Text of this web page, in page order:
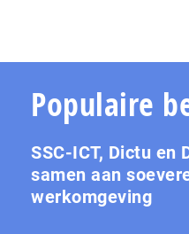
Populaire
SSC-ICT, Dictu en
samen aan
werkomgeving